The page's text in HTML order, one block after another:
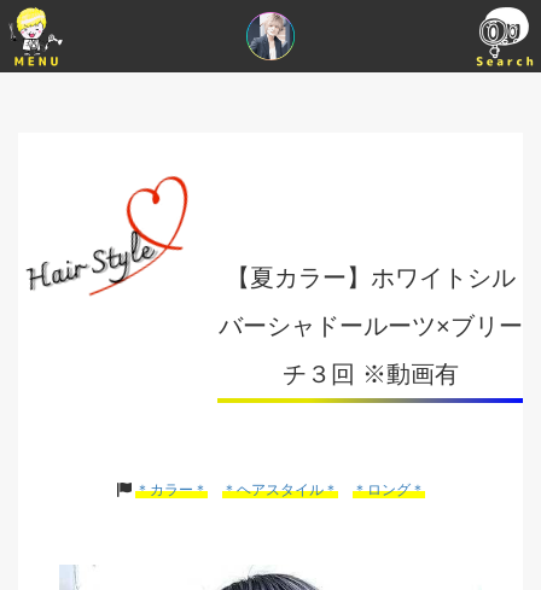
【夏カラー】ホワイトシル
バーシャドールーツ×ブリー
チ３回 ※動画有
＊カラー＊ ＊ヘアスタイル＊ ＊ロング＊